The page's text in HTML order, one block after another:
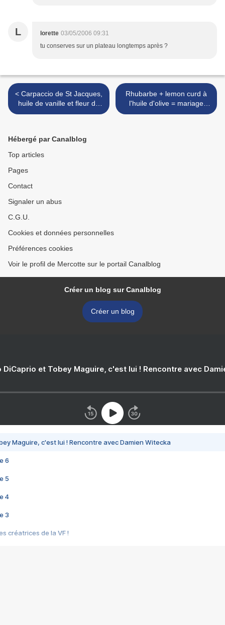
L lorette 03/05/2006 09:31
tu conserves sur un plateau longtemps après ?
< Carpaccio de St Jacques,
huile de vanille et fleur de
sel aux poivres
Rhubarbe + lemon curd à
l'huile d'olive = mariage
improvisé >
Hébergé par Canalblog
Top articles
Pages
Contact
Signaler un abus
C.G.U.
Cookies et données personnelles
Préférences cookies
Voir le profil de Mercotte sur le portail Canalblog
Créer un blog sur Canalblog
Créer un blog
DiCaprio et Tobey Maguire, c'est lui ! Rencontre avec
Maguire, c'est lui ! Rencontre avec Damien Witecka
6
5
4
3
créatrices de la VF !